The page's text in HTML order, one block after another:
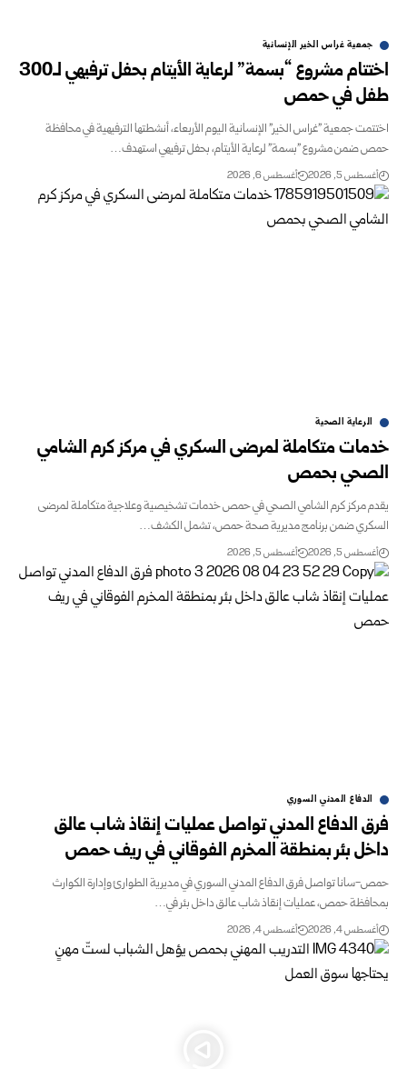
جمعية غراس الخير الإنسانية
اختتام مشروع “بسمة” لرعاية الأيتام بحفل ترفيهي لـ300
طفل في حمص
اختتمت جمعية "غراس الخير" الإنسانية اليوم الأربعاء، أنشطتها الترفيهية في محافظة
حمص ضمن مشروع "بسمة" لرعاية الأيتام، بحفل ترفيهي استهدف…
أغسطس 5, 2026 أغسطس 6, 2026
الرعاية الصحية
خدمات متكاملة لمرضى السكري في مركز كرم الشامي
الصحي بحمص
يقدم مركز كرم الشامي الصحي في حمص خدمات تشخيصية وعلاجية متكاملة لمرضى
السكري ضمن برنامج مديرية صحة حمص، تشمل الكشف…
أغسطس 5, 2026 أغسطس 5, 2026
الدفاع المدني السوري
فرق الدفاع المدني تواصل عمليات إنقاذ شاب عالق
داخل بئر بمنطقة المخرم الفوقاني في ريف حمص
حمص-سانا تواصل فرق الدفاع المدني السوري في مديرية الطوارئ وإدارة الكوارث
بمحافظة حمص، عمليات إنقاذ شاب عالق داخل بئر في…
أغسطس 4, 2026 أغسطس 4, 2026